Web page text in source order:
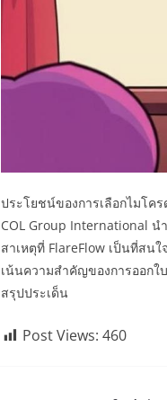
ประโยชน์ของการเลือกไมโค
COL Group International น
สาเหตุที่ FlareFlow เป็นที่สน
เน้นความสำคัญของการออก
สรุปประเด็น
Post Views: 460